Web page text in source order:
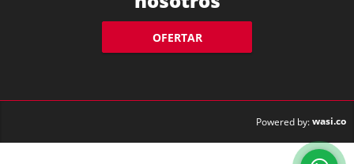
OFERTAR
Powered by:wasi.co